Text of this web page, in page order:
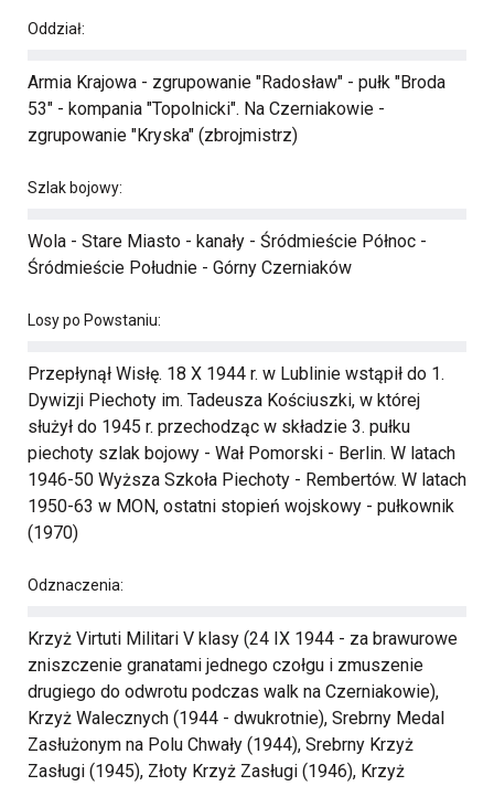
Oddział:
Armia Krajowa - zgrupowanie "Radosław" - pułk "Broda
53" - kompania "Topolnicki". Na Czerniakowie -
zgrupowanie "Kryska" (zbrojmistrz)
Szlak bojowy:
Wola - Stare Miasto - kanały - Śródmieście Północ -
Śródmieście Południe - Górny Czerniaków
Losy po Powstaniu:
Przepłynął Wisłę. 18 X 1944 r. w Lublinie wstąpił do 1.
Dywizji Piechoty im. Tadeusza Kościuszki, w której
służył do 1945 r. przechodząc w składzie 3. pułku
piechoty szlak bojowy - Wał Pomorski - Berlin. W latach
1946-50 Wyższa Szkoła Piechoty - Rembertów. W latach
1950-63 w MON, ostatni stopień wojskowy - pułkownik
(1970)
Odznaczenia:
Krzyż Virtuti Militari V klasy (24 IX 1944 - za brawurowe
zniszczenie granatami jednego czołgu i zmuszenie
drugiego do odwrotu podczas walk na Czerniakowie),
Krzyż Walecznych (1944 - dwukrotnie), Srebrny Medal
Zasłużonym na Polu Chwały (1944), Srebrny Krzyż
Zasługi (1945), Złoty Krzyż Zasługi (1946), Krzyż